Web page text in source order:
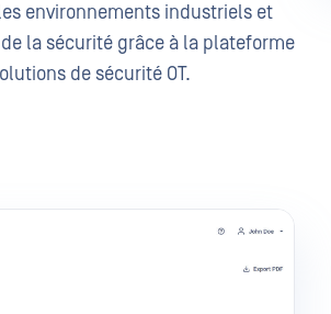
environnements industriels et
la sécurité grâce à la plateforme
de sécurité OT.